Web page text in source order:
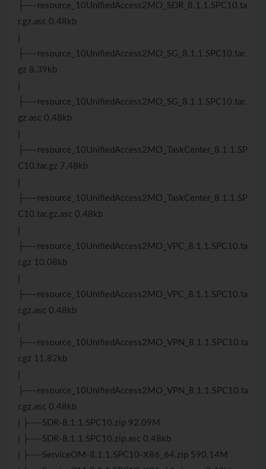
├──resource_10UnifiedAccess2MO_SDR_8.1.1.SPC10.ta
r.gz.asc 0.48kb
├──resource_10UnifiedAccess2MO_SG_8.1.1.SPC10.tar.
gz 8.39kb
├──resource_10UnifiedAccess2MO_SG_8.1.1.SPC10.tar.
gz.asc 0.48kb
├──resource_10UnifiedAccess2MO_TaskCenter_8.1.1.SP
C10.tar.gz 7.48kb
├──resource_10UnifiedAccess2MO_TaskCenter_8.1.1.SP
C10.tar.gz.asc 0.48kb
├──resource_10UnifiedAccess2MO_VPC_8.1.1.SPC10.ta
r.gz 10.08kb
├──resource_10UnifiedAccess2MO_VPC_8.1.1.SPC10.ta
r.gz.asc 0.48kb
├──resource_10UnifiedAccess2MO_VPN_8.1.1.SPC10.ta
r.gz 11.82kb
├──resource_10UnifiedAccess2MO_VPN_8.1.1.SPC10.ta
r.gz.asc 0.48kb
| ├──SDR-8.1.1.SPC10.zip 92.09M
| ├──SDR-8.1.1.SPC10.zip.asc 0.48kb
| ├──ServiceOM-8.1.1.SPC10-X86_64.zip 590.14M